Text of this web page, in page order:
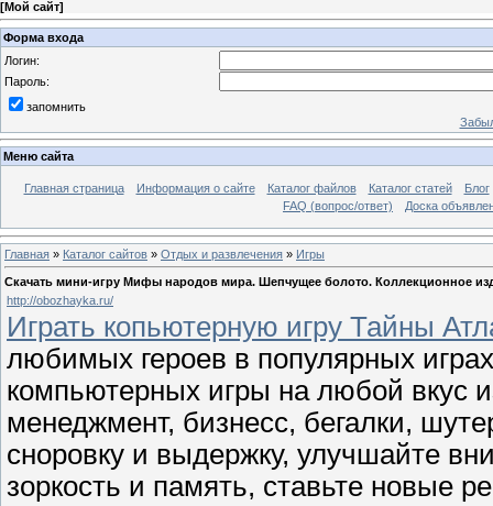
[Мой сайт]
Форма входа
Логин:
Пароль:
запомнить
Меню сайта
Главная страница Информация о сайте Каталог файлов Каталог статей
Блог
FAQ (вопрос/ответ)
Доска
Главная » Каталог сайтов » Отдых и развлечения » Игры
Скачать мини-игру Мифы народов мира. Шепчущее болото. Коллекционное
http://obozhayka.ru/
Играть копьютерную игру Тайны
любимых героев в популярных
компьютерных игры на любой вкус
менеджмент, бизнесс, бегалки,
сноровку и выдержку, улучшайте
зоркость и память, ставьте новые